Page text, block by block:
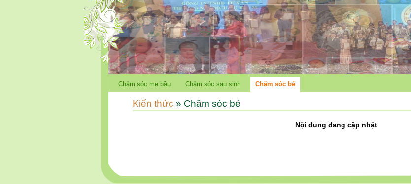
Chăm sóc mẹ bầu Chăm sóc sau sinh Chăm sóc bé
Kiến thức » Chăm sóc bé
Nội dung đang cập nhật